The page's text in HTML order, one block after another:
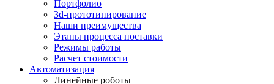
Портфолио
3d-прототипирование
Наши преимущества
Этапы процесса поставки
Режимы работы
Расчет стоимости
Автоматизация
Линейные роботы